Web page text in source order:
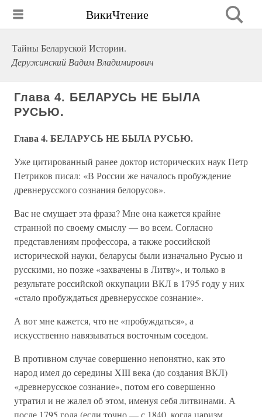
ВикиЧтение
Тайны Беларуской Истории.
Деружинский Вадим Владимирович
Глава 4. БЕЛАРУСЬ НЕ БЫЛА
РУСЬЮ.
Глава 4. БЕЛАРУСЬ НЕ БЫЛА РУСЬЮ.
Уже цитированный ранее доктор исторических наук Петр
Петриков писал: «В России же началось пробуждение
древнерусского сознания белорусов».
Вас не смущает эта фраза? Мне она кажется крайне
странной по своему смыслу — во всем. Согласно
представлениям профессора, а также российской
исторической науки, беларусы были изначально Русью и
русскими, но позже «захвачены в Литву», и только в
результате российской оккупации ВКЛ в 1795 году у них
«стало пробуждаться древнерусское сознание».
А вот мне кажется, что не «пробуждаться», а
искусственно навязываться восточным соседом.
В противном случае совершенно непонятно, как это
народ имел до середины XIII века (до создания ВКЛ)
«древнерусское сознание», потом его совершенно
утратил и не жалел об этом, именуя себя литвинами. А
после 1795 года (если точно — с 1840, когда царизм